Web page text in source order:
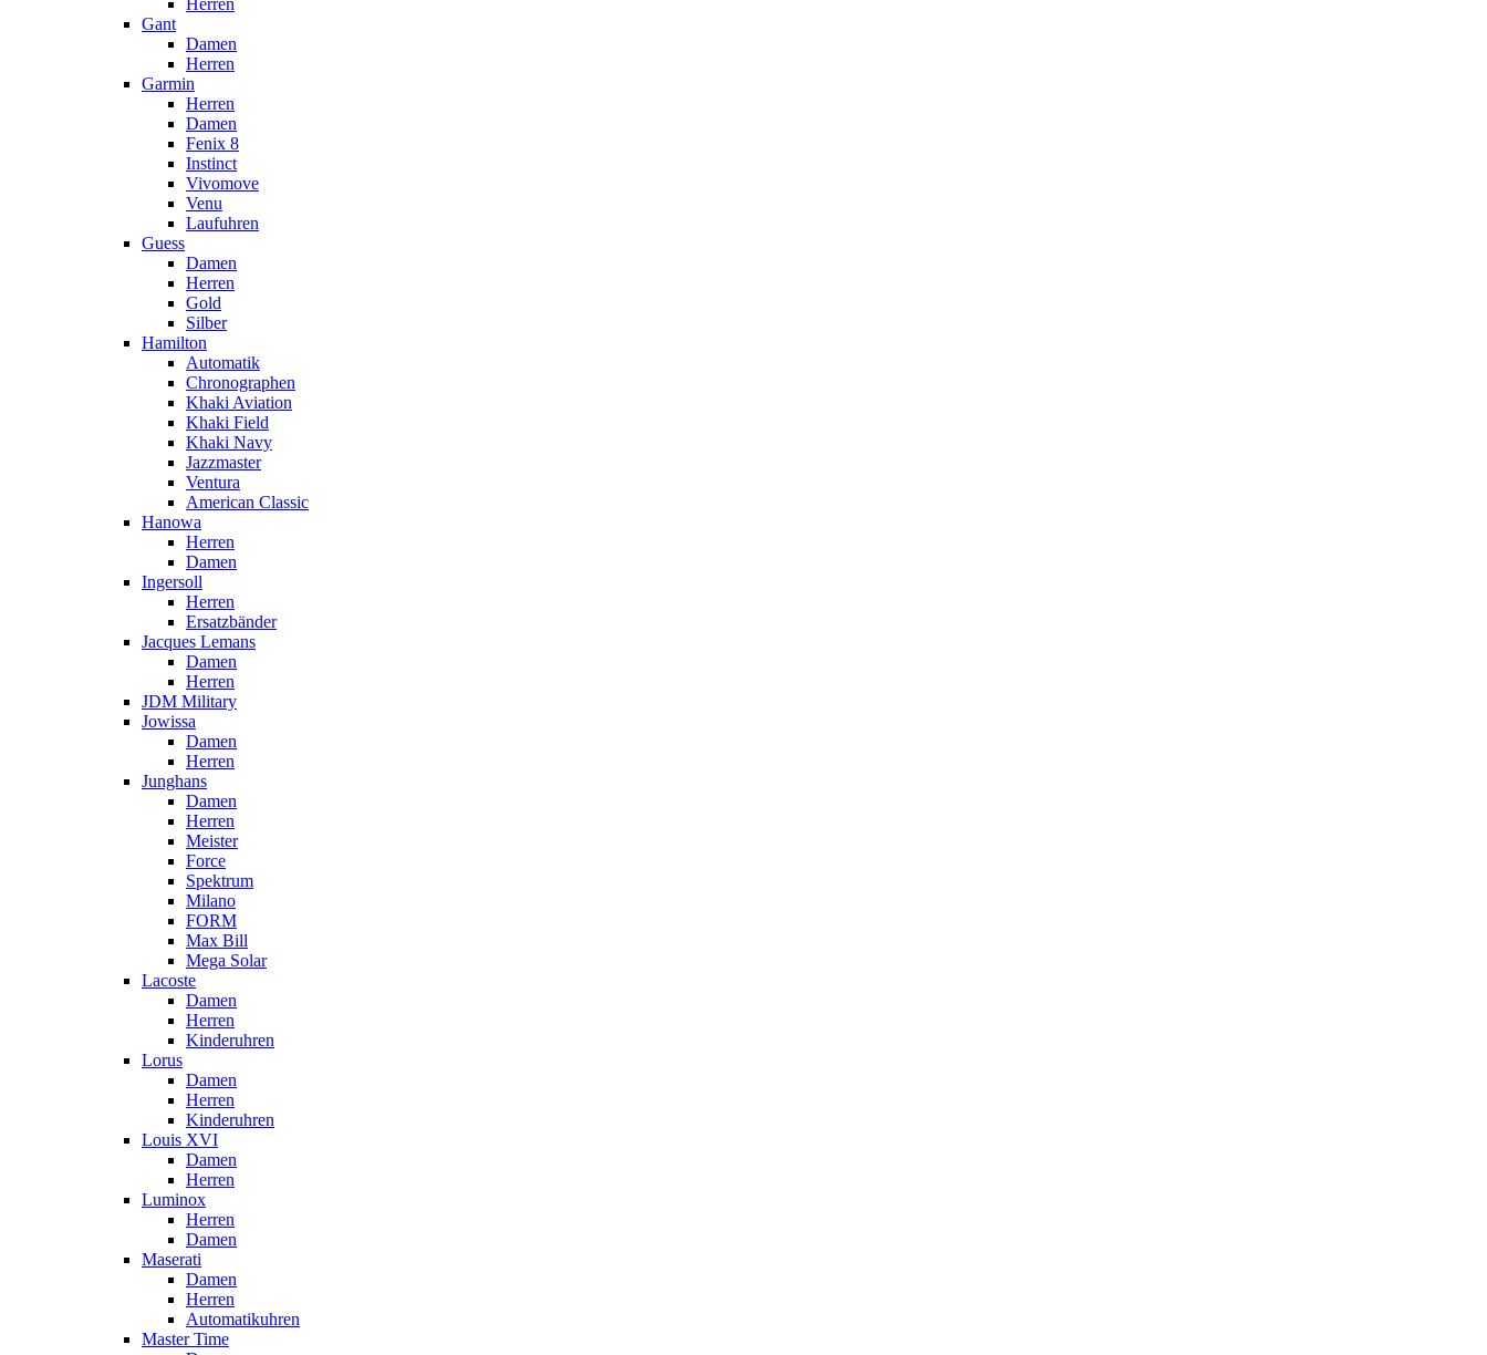
Herren
Gant
Damen
Herren
Garmin
Herren
Damen
Fenix 8
Instinct
Vivomove
Venu
Laufuhren
Guess
Damen
Herren
Gold
Silber
Hamilton
Automatik
Chronographen
Khaki Aviation
Khaki Field
Khaki Navy
Jazzmaster
Ventura
American Classic
Hanowa
Herren
Damen
Ingersoll
Herren
Ersatzbänder
Jacques Lemans
Damen
Herren
JDM Military
Jowissa
Damen
Herren
Junghans
Damen
Herren
Meister
Force
Spektrum
Milano
FORM
Max Bill
Mega Solar
Lacoste
Damen
Herren
Kinderuhren
Lorus
Damen
Herren
Kinderuhren
Louis XVI
Damen
Herren
Luminox
Herren
Damen
Maserati
Damen
Herren
Automatikuhren
Master Time